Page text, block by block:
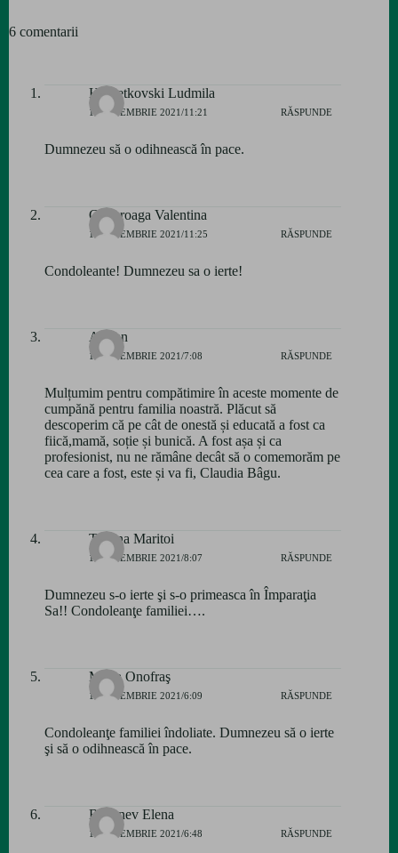
6 comentarii
Hometkovski Ludmila
12 NOIEMBRIE 2021/11:21 RĂSPUNDE
Dumnezeu să o odihnească în pace.
Chitoroaga Valentina
12 NOIEMBRIE 2021/11:25 RĂSPUNDE
Condoleante! Dumnezeu sa o ierte!
Adrian
14 NOIEMBRIE 2021/7:08 RĂSPUNDE
Mulțumim pentru compătimire în aceste momente de
cumpănă pentru familia noastră. Plăcut să
descoperim că pe cât de onestă și educată a fost ca
fiică,mamă, soție și bunică. A fost așa și ca
profesionist, nu ne rămâne decât să o comemorăm pe
cea care a fost, este și va fi, Claudia Bâgu.
Tatiana Maritoi
14 NOIEMBRIE 2021/8:07 RĂSPUNDE
Dumnezeu s-o ierte şi s-o primeasca în Împaraţia
Sa!! Condoleanţe familiei….
Maria Onofraş
15 NOIEMBRIE 2021/6:09 RĂSPUNDE
Condoleanţe familiei îndoliate. Dumnezeu să o ierte
şi să o odihnească în pace.
Badanev Elena
17 NOIEMBRIE 2021/6:48 RĂSPUNDE